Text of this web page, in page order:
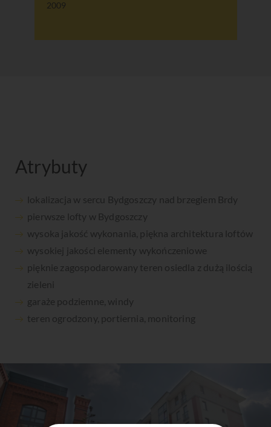
2009
Atrybuty
lokalizacja w sercu Bydgoszczy nad brzegiem Brdy
pierwsze lofty w Bydgoszczy
wysoka jakość wykonania, piękna architektura loftów
wysokiej jakości elementy wykończeniowe
pięknie zagospodarowany teren osiedla z dużą ilością
zieleni
garaże podziemne, windy
teren ogrodzony, portiernia, monitoring